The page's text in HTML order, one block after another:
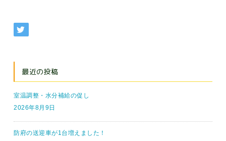
最近の投稿
室温調整・水分補給の促し
2026年8月9日
防府の送迎車が1台増えました！